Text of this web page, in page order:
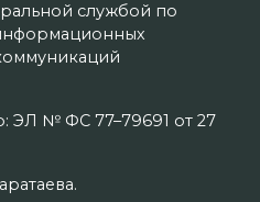
службой по
ЭЛ № ФС 77–79691 от 27